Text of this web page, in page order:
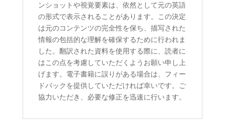
ンショットや視覚要素は、依然として元の英語
の形式で表示されることがあります。この決定
は元のコンテンツの完全性を保ち、描写された
情報の包括的な理解を確保するために行われま
した。翻訳された資料を使用する際に、読者に
はこの点を考慮していただくようお願い申し上
げます。電子書籍に誤りがある場合は、フィー
ドバックを提供していただければ幸いです。ご
協力いただき、必要な修正を迅速に行います。